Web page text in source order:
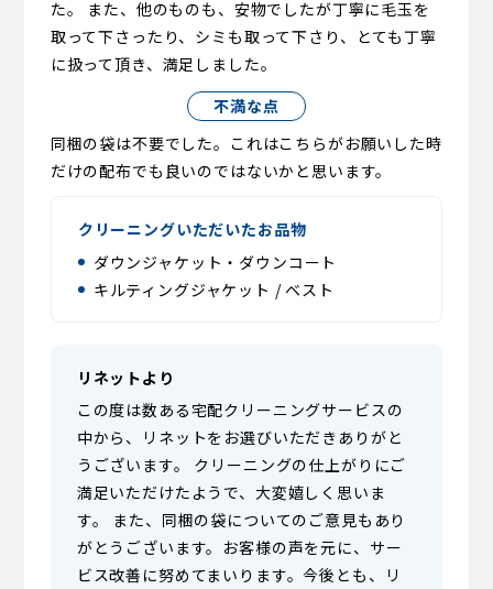
た。 また、他のものも、安物でしたが丁寧に毛玉を
取って下さったり、シミも取って下さり、とても丁寧
に扱って頂き、満足しました。
不満な点
同梱の袋は不要でした。これはこちらがお願いした時
だけの配布でも良いのではないかと思います。
クリーニングいただいたお品物
ダウンジャケット・ダウンコート
キルティングジャケット / ベスト
リネットより
この度は数ある宅配クリーニングサービスの
中から、リネットをお選びいただきありがと
うございます。 クリーニングの仕上がりにご
満足いただけたようで、大変嬉しく思いま
す。 また、同梱の袋についてのご意見もあり
がとうございます。お客様の声を元に、サー
ビス改善に努めてまいります。今後とも、リ